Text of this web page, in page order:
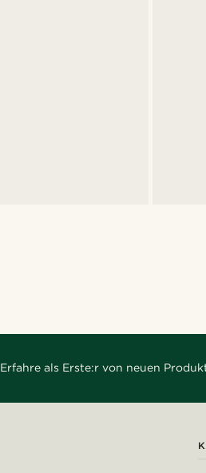
Erfahre als Erste:r von neuen